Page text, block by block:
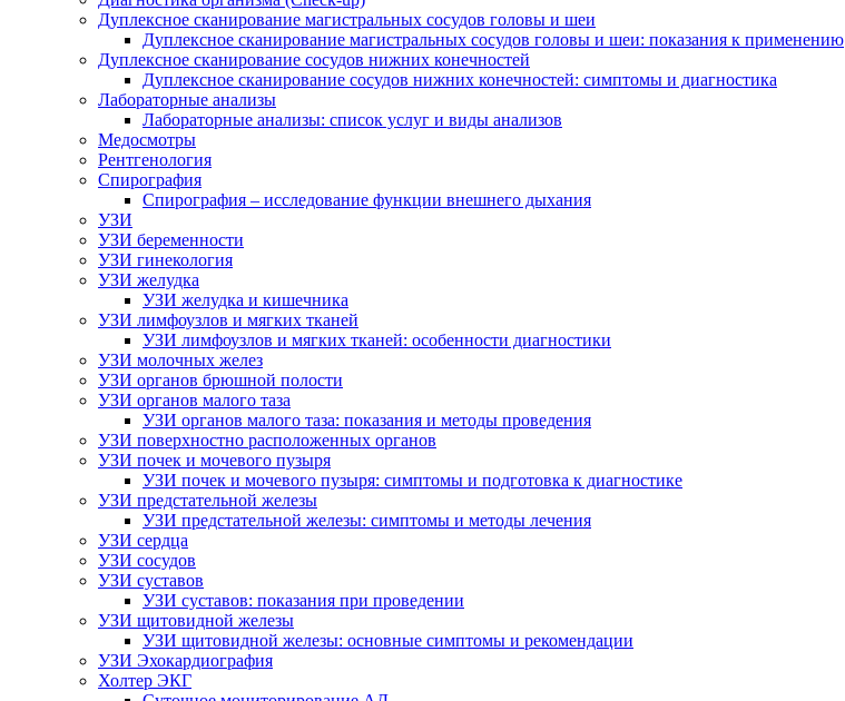
Дуплексное сканирование магистральных сосудов головы и шеи
Дуплексное сканирование магистральных сосудов головы и шеи: показания к применению
Дуплексное сканирование сосудов нижних конечностей
Дуплексное сканирование сосудов нижних конечностей: симптомы и диагностика
Лабораторные анализы
Лабораторные анализы: список услуг и виды анализов
Медосмотры
Рентгенология
Спирография
Спирография – исследование функции внешнего дыхания
УЗИ
УЗИ беременности
УЗИ гинекология
УЗИ желудка
УЗИ желудка и кишечника
УЗИ лимфоузлов и мягких тканей
УЗИ лимфоузлов и мягких тканей: особенности диагностики
УЗИ молочных желез
УЗИ органов брюшной полости
УЗИ органов малого таза
УЗИ органов малого таза: показания и методы проведения
УЗИ поверхностно расположенных органов
УЗИ почек и мочевого пузыря
УЗИ почек и мочевого пузыря: симптомы и подготовка к диагностике
УЗИ предстательной железы
УЗИ предстательной железы: симптомы и методы лечения
УЗИ сердца
УЗИ сосудов
УЗИ суставов
УЗИ суставов: показания при проведении
УЗИ щитовидной железы
УЗИ щитовидной железы: основные симптомы и рекомендации
УЗИ Эхокардиография
Холтер ЭКГ